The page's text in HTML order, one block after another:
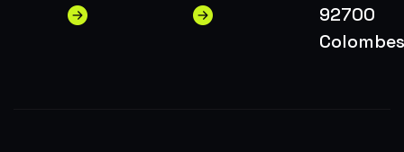
92700
Colombes